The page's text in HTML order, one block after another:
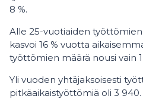
8 %.
Alle 25-vuotiaiden
kasvoi 16 % vuotta
työttömien määrä nousi vain 1
Yli vuoden yhtäjaksoisesti
pitkäaikaistyöttömiä oli 3